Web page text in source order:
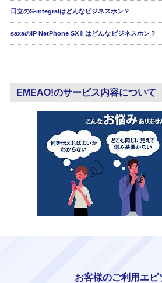
日立のS-integralはどんなビジネスホン？
saxaのIP NetPhone SXⅡはどんなビジネスホン？
EMEAO!のサービス内容について
お客様のご利用エピ